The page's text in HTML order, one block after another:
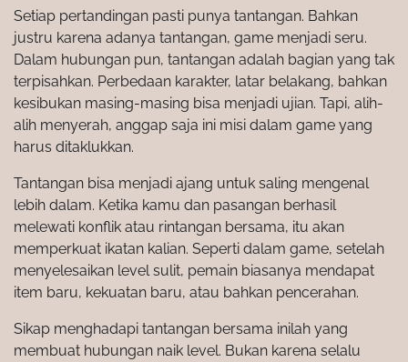
Setiap pertandingan pasti punya tantangan. Bahkan
justru karena adanya tantangan, game menjadi seru.
Dalam hubungan pun, tantangan adalah bagian yang tak
terpisahkan. Perbedaan karakter, latar belakang, bahkan
kesibukan masing-masing bisa menjadi ujian. Tapi, alih-
alih menyerah, anggap saja ini misi dalam game yang
harus ditaklukkan.
Tantangan bisa menjadi ajang untuk saling mengenal
lebih dalam. Ketika kamu dan pasangan berhasil
melewati konflik atau rintangan bersama, itu akan
memperkuat ikatan kalian. Seperti dalam game, setelah
menyelesaikan level sulit, pemain biasanya mendapat
item baru, kekuatan baru, atau bahkan pencerahan.
Sikap menghadapi tantangan bersama inilah yang
membuat hubungan naik level. Bukan karena selalu